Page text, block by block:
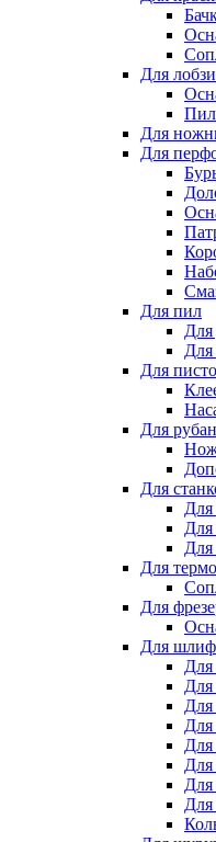
Для
Для
Для
Для пил
Для
Для
Для
Для
Для
Для
Для
Для
Для
Для
Для
Для
Для